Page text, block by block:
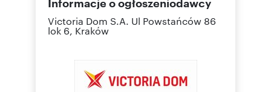
Victoria Dom S.A. Ul Powstańców 86
lok 6, Kraków